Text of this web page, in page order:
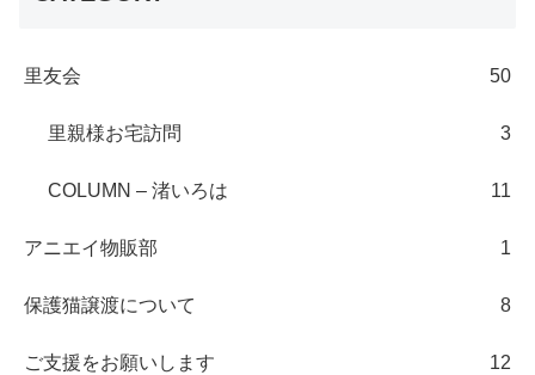
里友会 50
里親様お宅訪問 3
COLUMN – 渚いろは 11
アニエイ物販部 1
保護猫譲渡について 8
ご支援をお願いします 12